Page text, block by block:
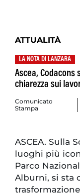
ATTUALITÀ
LA NOTA DI LANZARA
Ascea,
chiarezza sui
Comunicato
Stampa
ASCEA. Sulla
luoghi più
Parco
Alburni, si sta